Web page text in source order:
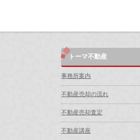
トーマ不動産
事務所案内
不動産売却の流れ
不動産売却査定
不動産講座